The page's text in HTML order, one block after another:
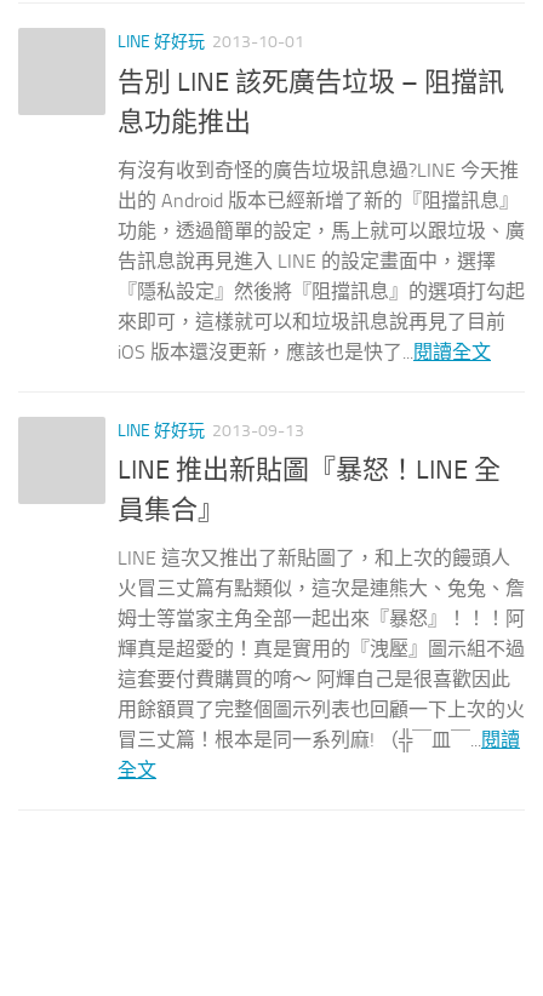
LINE 好好玩 2013-10-01
告別 LINE 該死廣告垃圾 – 阻擋訊
息功能推出
有沒有收到奇怪的廣告垃圾訊息過?LINE 今天推
出的 Android 版本已經新增了新的『阻擋訊息』
功能，透過簡單的設定，馬上就可以跟垃圾、廣
告訊息說再見進入 LINE 的設定畫面中，選擇
『隱私設定』然後將『阻擋訊息』的選項打勾起
來即可，這樣就可以和垃圾訊息說再見了目前
iOS 版本還沒更新，應該也是快了...
閱讀全文
LINE 好好玩 2013-09-13
LINE 推出新貼圖『暴怒！LINE 全
員集合』
LINE 這次又推出了新貼圖了，和上次的饅頭人
火冒三丈篇有點類似，這次是連熊大、兔兔、詹
姆士等當家主角全部一起出來『暴怒』！！！阿
輝真是超愛的！真是實用的『洩壓』圖示組不過
這套要付費購買的唷～ 阿輝自己是很喜歡因此
用餘額買了完整個圖示列表也回顧一下上次的火
冒三丈篇！根本是同一系列麻! （╬￣皿￣...閱讀
全文